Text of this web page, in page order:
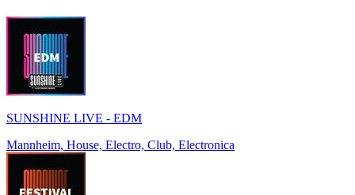
SUNSHINE LIVE - EDM
Mannheim, House, Electro, Club, Electronica